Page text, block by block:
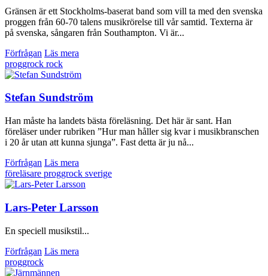
Gränsen är ett Stockholms-baserat band som vill ta med den svenska
proggen från 60-70 talens musikrörelse till vår samtid. Texterna är
på svenska, sångaren från Southampton. Vi är...
Förfrågan Läs mera
proggrock rock
Stefan Sundström
Han måste ha landets bästa föreläsning. Det här är sant. Han
föreläser under rubriken ”Hur man håller sig kvar i musikbranschen
i 20 år utan att kunna sjunga”. Fast detta är ju nå...
Förfrågan Läs mera
föreläsare proggrock sverige
Lars-Peter Larsson
En speciell musikstil...
Förfrågan Läs mera
proggrock